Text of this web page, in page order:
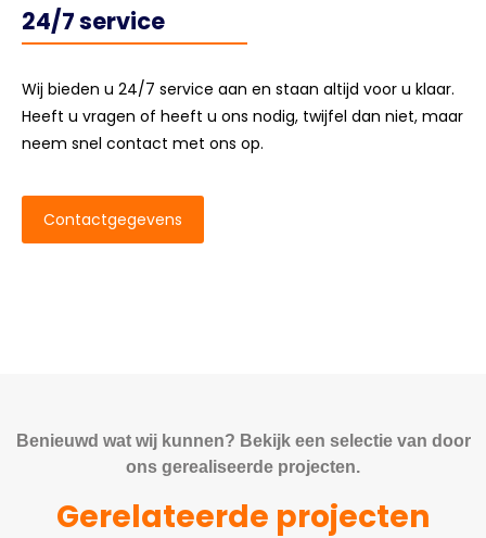
24/7 service
Wij bieden u 24/7 service aan en staan altijd voor u klaar.
Heeft u vragen of heeft u ons nodig, twijfel dan niet, maar
neem snel contact met ons op.
Contactgegevens
Benieuwd wat wij kunnen? Bekijk een selectie van door
ons gerealiseerde projecten.
Gerelateerde projecten